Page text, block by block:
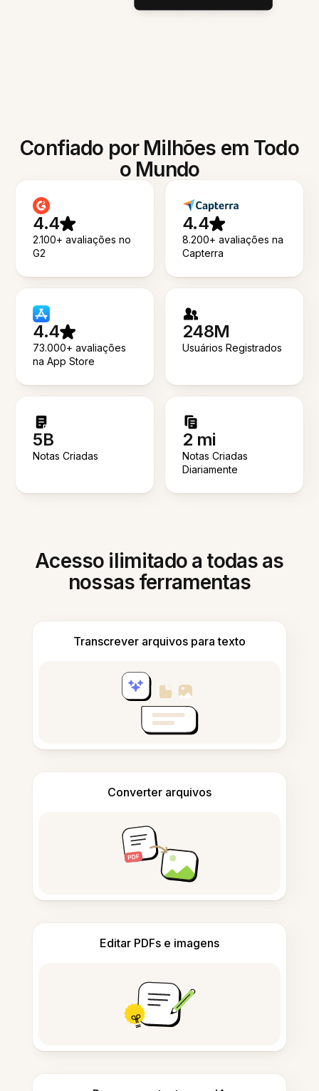
Confiado por Milhões em Todo
o Mundo
4.4
2.100+ avaliações no
G2
4.4
8.200+ avaliações na
Capterra
4.4
73.000+ avaliações
na App Store
248M
Usuários Registrados
5B
Notas Criadas
2 mi
Notas Criadas
Diariamente
Acesso ilimitado a todas as
nossas ferramentas
Transcrever arquivos para texto
Converter arquivos
Editar PDFs e imagens